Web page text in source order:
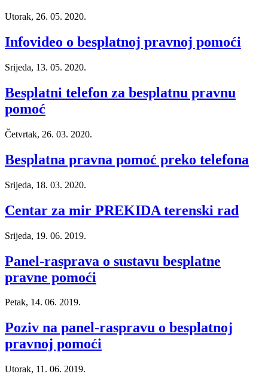
Utorak, 26. 05. 2020.
Infovideo o besplatnoj pravnoj pomoći
Srijeda, 13. 05. 2020.
Besplatni telefon za besplatnu pravnu
pomoć
Četvrtak, 26. 03. 2020.
Besplatna pravna pomoć preko telefona
Srijeda, 18. 03. 2020.
Centar za mir PREKIDA terenski rad
Srijeda, 19. 06. 2019.
Panel-rasprava o sustavu besplatne
pravne pomoći
Petak, 14. 06. 2019.
Poziv na panel-raspravu o besplatnoj
pravnoj pomoći
Utorak, 11. 06. 2019.